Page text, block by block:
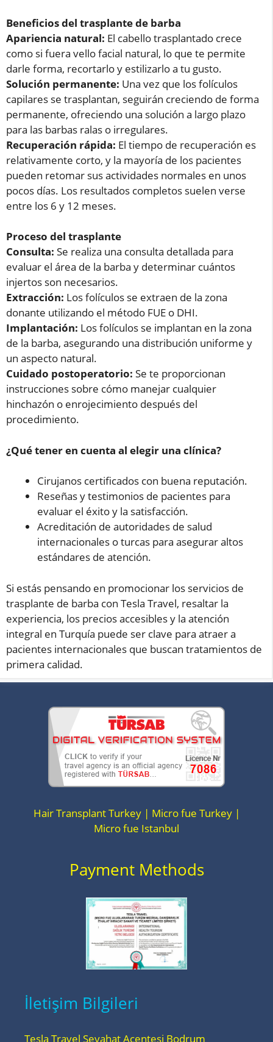
Beneficios del trasplante de barba
Apariencia natural: El cabello trasplantado crece
como si fuera vello facial natural, lo que te permite
darle forma, recortarlo y estilizarlo a tu gusto.
Solución permanente: Una vez que los folículos
capilares se trasplantan, seguirán creciendo de forma
permanente, ofreciendo una solución a largo plazo
para las barbas ralas o irregulares.
Recuperación rápida: El tiempo de recuperación es
relativamente corto, y la mayoría de los pacientes
pueden retomar sus actividades normales en unos
pocos días. Los resultados completos suelen verse
entre los 6 y 12 meses.
Proceso del trasplante
Consulta: Se realiza una consulta detallada para
evaluar el área de la barba y determinar cuántos
injertos son necesarios.
Extracción: Los folículos se extraen de la zona
donante utilizando el método FUE o DHI.
Implantación: Los folículos se implantan en la zona
de la barba, asegurando una distribución uniforme y
un aspecto natural.
Cuidado postoperatorio: Se te proporcionan
instrucciones sobre cómo manejar cualquier
hinchazón o enrojecimiento después del
procedimiento.
¿Qué tener en cuenta al elegir una clínica?
Cirujanos certificados con buena reputación.
Reseñas y testimonios de pacientes para
evaluar el éxito y la satisfacción.
Acreditación de autoridades de salud
internacionales o turcas para asegurar altos
estándares de atención.
Si estás pensando en promocionar los servicios de
trasplante de barba con Tesla Travel, resaltar la
experiencia, los precios accesibles y la atención
integral en Turquía puede ser clave para atraer a
pacientes internacionales que buscan tratamientos de
primera calidad.
Hair Transplant Turkey | Micro fue Turkey |
Micro fue Istanbul
Payment Methods
İletişim Bilgileri
Tesla Travel Seyahat Acentesi Bodrum